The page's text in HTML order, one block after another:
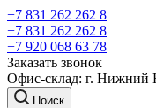
+7 831 262 262 8
+7 831 262 262 8
+7 920 068 63 78
Заказать звонок
Офис-склад: г. Нижний
Поиск